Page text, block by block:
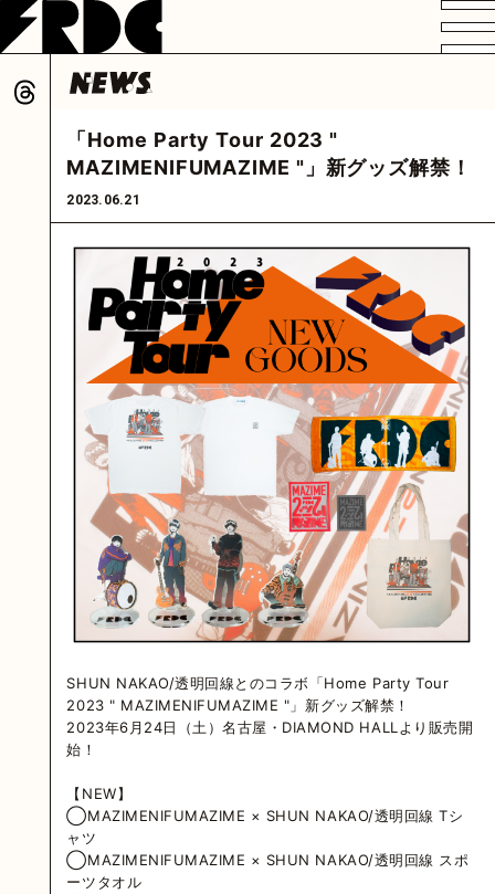
VIDEO
DISCOGRAPHY
GOODS FAN CLUB
HOME
「Home Party Tour 2023 "
MAZIMENIFUMAZIME "」新グッズ解禁！
2023.06.21
SHUN NAKAO/透明回線とのコラボ「Home Party Tour
2023 " MAZIMENIFUMAZIME "」新グッズ解禁！
2023年6月24日（土）名古屋・DIAMOND HALLより販売開
始！
【NEW】
◯MAZIMENIFUMAZIME × SHUN NAKAO/透明回線 Tシ
ャツ
◯MAZIMENIFUMAZIME × SHUN NAKAO/透明回線 スポ
ーツタオル